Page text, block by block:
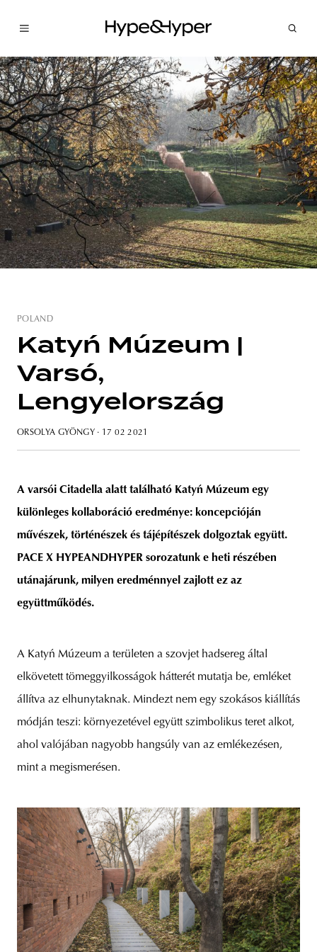
POLAND
Katyń Múzeum |
Varsó,
Lengyelország
ORSOLYA GYÖNGY · 17 02 2021
A varsói Citadella alatt található Katyń Múzeum egy
különleges kollaboráció eredménye: koncepcióján
művészek, történészek és tájépítészek dolgoztak együtt.
PACE X HYPEANDHYPER sorozatunk e heti részében
utánajárunk, milyen eredménnyel zajlott ez az
együttműködés.
A Katyń Múzeum a területen a szovjet hadsereg által
elkövetett tömeggyilkosságok hátterét mutatja be, emléket
állítva az elhunytaknak. Mindezt nem egy szokásos kiállítás
módján teszi: környezetével együtt szimbolikus teret alkot,
ahol valójában nagyobb hangsúly van az emlékezésen,
mint a megismerésen.